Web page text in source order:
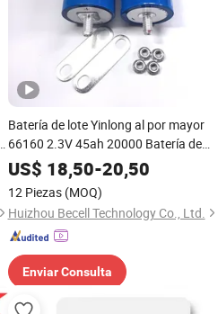
Batería de lote Yinlong al por mayor
66160 2.3V 45ah 20000 Batería de
larga duración para vehículo eléctrico
US$ 18,50-20,50
12 Piezas (MOQ)
Huizhou Becell Technology Co., Ltd.
Enviar Consulta